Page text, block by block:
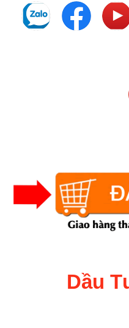
Dầu